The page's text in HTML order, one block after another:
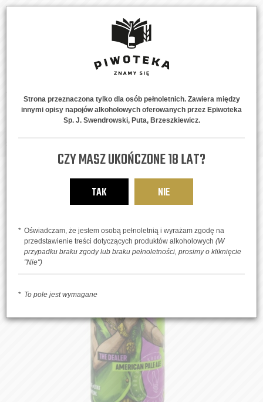
MENU 0
Strona przeznaczona tylko dla osób pełnoletnich. Zawiera między
innymi opisy napojów alkoholowych oferowanych przez Epiwoteka
Sp. J. Swendrowski, Puta, Brzeszkiewicz.
CZY MASZ UKOŃCZONE 18 LAT?
TAK NIE
Oświadczam, że jestem osobą pełnoletnią i wyrażam zgodę na
przedstawienie treści dotyczących produktów alkoholowych (W
przypadku braku zgody lub braku pełnoletności, prosimy o kliknięcie
"Nie")
To pole jest wymagane